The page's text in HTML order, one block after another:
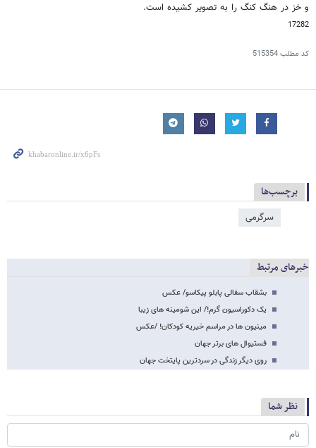
و خز در هنگ کنگ را به تصویر کشیده است.
17282
کد مطلب515354
برچسب‌ها
سرگرمی
خبرهای مرتبط
بشقاب سفالی پابلو پیکاسو/ عکس
یک دکوراسیون گرم!/ این شومینه های زیبا
مینیون ها در مراسم خیریه کودکان! /عکس
فستیوال های برتر جهان
روی دیگر زندگی در سردترین پایتخت جهان
نظر شما